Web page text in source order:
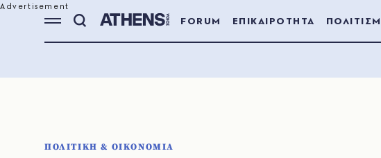
FORUM ΕΠΙΚΑΙΡΟΤΗΤΑ
ΠΟΛΙΤΙΚΗ & ΟΙΚΟΝΟΜΙΑ